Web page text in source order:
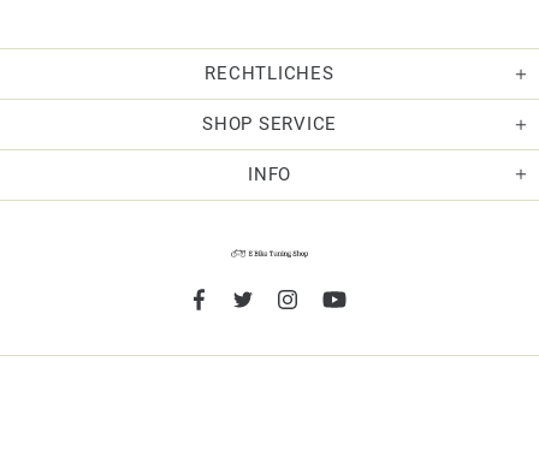
RECHTLICHES
SHOP SERVICE
INFO